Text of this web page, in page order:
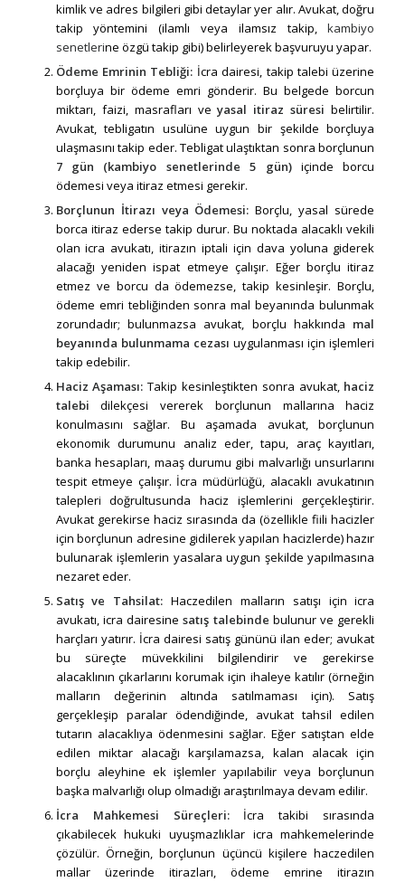
kimlik ve adres bilgileri gibi detaylar yer alır. Avukat, doğru
takip yöntemini (ilamlı veya ilamsız takip,kambiyo
senetlerine özgü takip gibi) belirleyerek başvuruyu yapar.
Ödeme Emrinin Tebliği: İcra dairesi, takip talebi üzerine
borçluya bir ödeme emri gönderir. Bu belgede borcun
miktarı, faizi, masrafları veyasal itiraz süresi belirtilir.
Avukat, tebligatın usulüne uygun bir şekilde borçluya
ulaşmasını takip eder. Tebligat ulaştıktan sonra borçlunun
7 gün (kambiyo senetlerinde 5 gün)içinde borcu
ödemesi veya itiraz etmesi gerekir.
Borçlunun İtirazı veya Ödemesi: Borçlu, yasal sürede
borca itiraz ederse takip durur. Bu noktada alacaklı vekili
olan icra avukatı, itirazın iptali için dava yoluna giderek
alacağı yeniden ispat etmeye çalışır. Eğer borçlu itiraz
etmez ve borcu da ödemezse, takip kesinleşir. Borçlu,
ödeme emri tebliğinden sonra mal beyanında bulunmak
zorundadır; bulunmazsa avukat, borçlu hakkında mal
beyanında bulunmama cezası uygulanması için işlemleri
takip edebilir.
Haciz Aşaması: Takip kesinleştikten sonra avukat, haciz
talebi dilekçesi vererek borçlunun mallarına haciz
konulmasını sağlar. Bu aşamada avukat, borçlunun
ekonomik durumunu analiz eder, tapu, araç kayıtları,
banka hesapları, maaş durumu gibi malvarlığı unsurlarını
tespit etmeye çalışır. İcra müdürlüğü, alacaklı avukatının
talepleri doğrultusunda haciz işlemlerini gerçekleştirir.
Avukat gerekirse haciz sırasında da (özellikle fiili hacizler
için borçlunun adresine gidilerek yapılan hacizlerde) hazır
bulunarak işlemlerin yasalara uygun şekilde yapılmasına
nezaret eder.
Satış ve Tahsilat: Haczedilen malların satışı için icra
avukatı, icra dairesinesatış talebinde bulunur ve gerekli
harçları yatırır. İcra dairesi satış gününü ilan eder; avukat
bu süreçte müvekkilini bilgilendirir ve gerekirse
alacaklının çıkarlarını korumak için ihaleye katılır (örneğin
malların değerinin altında satılmaması için). Satış
gerçekleşip paralar ödendiğinde, avukat tahsil edilen
tutarın alacaklıya ödenmesini sağlar. Eğer satıştan elde
edilen miktar alacağı karşılamazsa, kalan alacak için
borçlu aleyhine ek işlemler yapılabilir veya borçlunun
başka malvarlığı olup olmadığı araştırılmaya devam edilir.
İcra Mahkemesi Süreçleri:İcra takibi sırasında
çıkabilecek hukuki uyuşmazlıklar icra mahkemelerinde
çözülür. Örneğin, borçlunun üçüncü kişilere haczedilen
mallar üzerinde itirazları, ödeme emrine itirazın